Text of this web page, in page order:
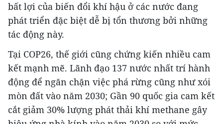
bất lợi của biến đổi khí hậu ở các nước đang
phát triển đặc biệt dễ bị tổn thương bởi những
tác động này.
Tại COP26, thế giới cũng chứng kiến nhiều cam
kết mạnh mẽ. Lãnh đạo 137 nước nhất trí hành
động để ngăn chặn việc phá rừng cũng như xói
mòn đất vào năm 2030; Gần 90 quốc gia cam kết
cắt giảm 30% lượng phát thải khí methane gây